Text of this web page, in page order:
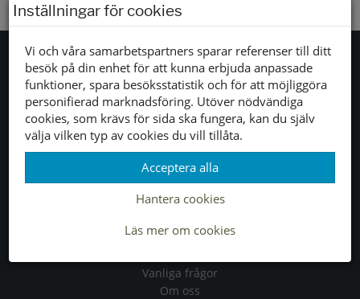
Inställningar för cookies
Vi och våra samarbetspartners sparar referenser till ditt
besök på din enhet för att kunna erbjuda anpassade
funktioner, spara besöksstatistik och för att möjliggöra
personifierad marknadsföring. Utöver nödvändiga
cookies, som krävs för sida ska fungera, kan du själv
välja vilken typ av cookies du vill tillåta.
Acceptera alla
Hantera cookies
Läs mer om cookies
Tjänster
Allmänna villkor
Köpvillkor
Leveranser
Byten & returer
Allmänt
Vanliga frågor
Om oss